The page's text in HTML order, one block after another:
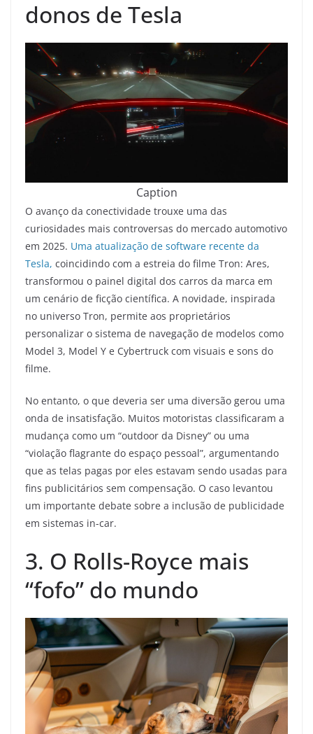
donos de Tesla
Caption
O avanço da conectividade trouxe uma das
curiosidades mais controversas do mercado automotivo
em 2025. Uma atualização de software recente da
Tesla, coincidindo com a estreia do filme Tron: Ares,
transformou o painel digital dos carros da marca em
um cenário de ficção científica. A novidade, inspirada
no universo Tron, permite aos proprietários
personalizar o sistema de navegação de modelos como
Model 3, Model Y e Cybertruck com visuais e sons do
filme.
No entanto, o que deveria ser uma diversão gerou uma
onda de insatisfação. Muitos motoristas classificaram a
mudança como um “outdoor da Disney” ou uma
“violação flagrante do espaço pessoal”, argumentando
que as telas pagas por eles estavam sendo usadas para
fins publicitários sem compensação. O caso levantou
um importante debate sobre a inclusão de publicidade
em sistemas in-car.
3. O Rolls-Royce mais
“fofo” do mundo